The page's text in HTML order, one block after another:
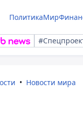
ПолитикаМир
Новости мира